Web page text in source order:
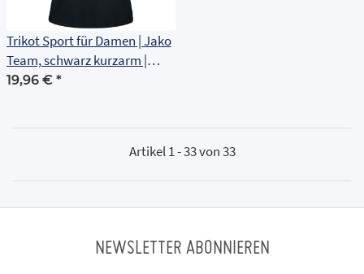
Trikot Sport für Damen | Jako
Team, schwarz kurzarm |
Friedrich Adolf Richter Schule
19,96 € *
Artikel 1 - 33 von 33
NEWSLETTER ABONNIEREN